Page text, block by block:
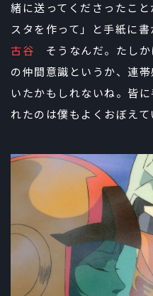
緒に送ってくださったこ
スタを作って」と手紙に書
古谷 そうなんだ。たしか
の仲間意識というか、連
いたかもしれないね。皆
れたのは僕もよくおぼえて